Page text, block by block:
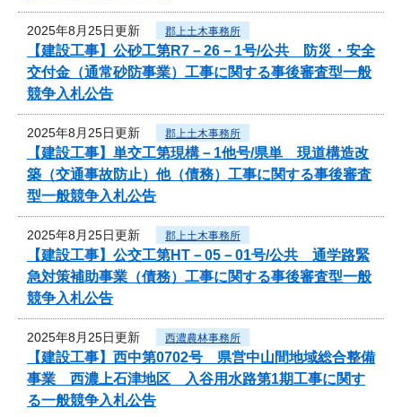
2025年8月25日更新 郡上土木事務所
【建設工事】公砂工第R7－26－1号/公共 防災・安全
交付金（通常砂防事業）工事に関する事後審査型一般
競争入札公告
2025年8月25日更新 郡上土木事務所
【建設工事】単交工第現構－1他号/県単 現道構造改
築（交通事故防止）他（債務）工事に関する事後審査
型一般競争入札公告
2025年8月25日更新 郡上土木事務所
【建設工事】公交工第HT－05－01号/公共 通学路緊
急対策補助事業（債務）工事に関する事後審査型一般
競争入札公告
2025年8月25日更新 西濃農林事務所
【建設工事】西中第0702号 県営中山間地域総合整備
事業 西濃上石津地区 入谷用水路第1期工事に関す
る一般競争入札公告